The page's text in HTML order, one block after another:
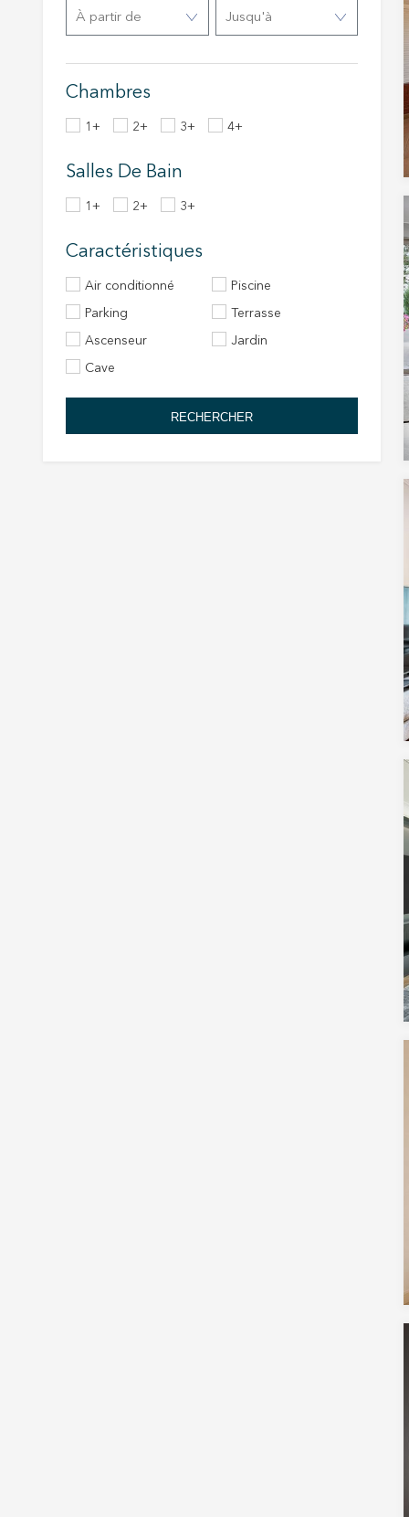
à partir de Jusqu'à
Chambres
1+ 2+ 3+ 4+
Salles De Bain
1+ 2+ 3+
Caractéristiques
Air conditionné Piscine
Parking Terrasse
Ascenseur Jardin
Cave
RECHERCHER
Ces
site